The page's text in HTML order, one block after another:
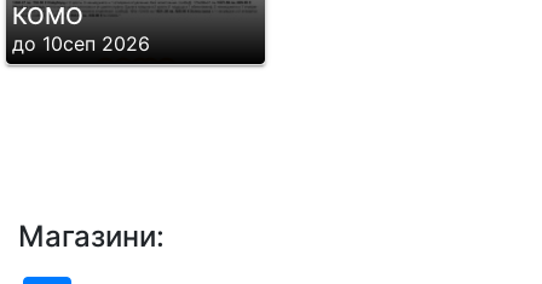
качественото.
Хипермаркет КОМО е един от общо
позиционирани в столицата на
Австрия – Виена, най-големият от
КОМО
до 10сеп 2026
Магазини: